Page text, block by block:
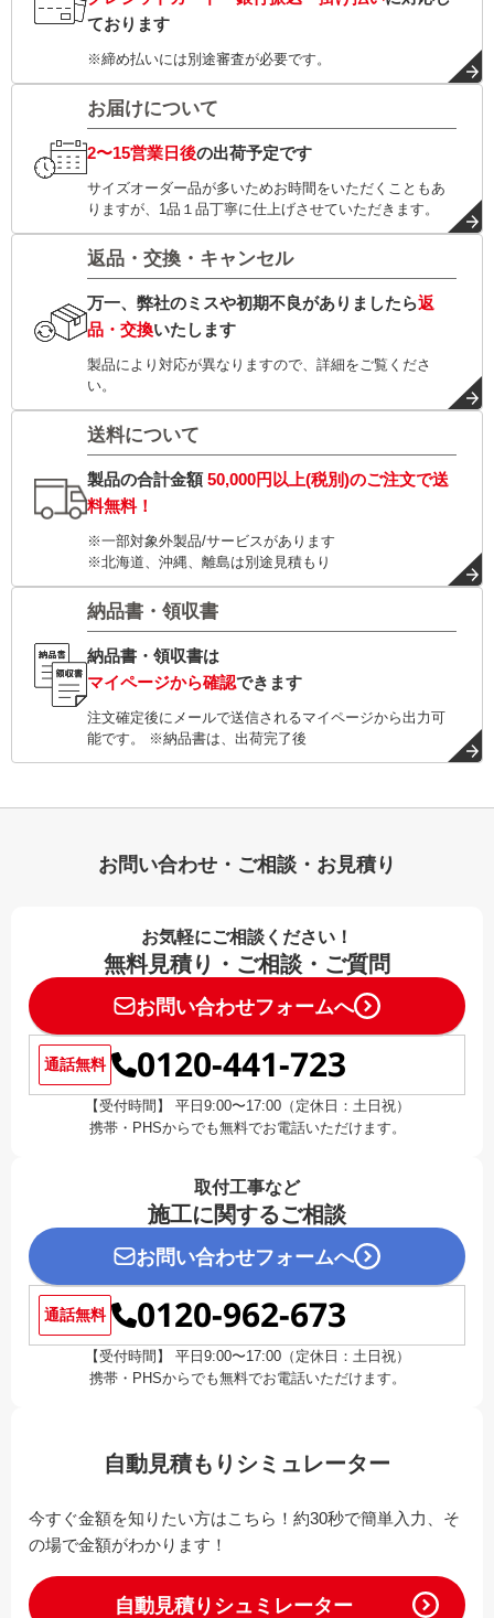
ております
※締め払いには別途審査が必要です。
お届けについて
2〜15営業日後の出荷予定です
サイズオーダー品が多いためお時間をいただくこともあ
りますが、1品１品丁寧に仕上げさせていただきます。
返品・交換・キャンセル
万一、弊社のミスや初期不良がありましたら返
品・交換いたします
製品により対応が異なりますので、詳細をご覧くださ
い。
送料について
製品の合計金額50,000円以上(税別)のご注文で送
料無料！
※一部対象外製品/サービスがあります
※北海道、沖縄、離島は別途見積もり
納品書・領収書
納品書・領収書は
マイページから確認できます
注文確定後にメールで送信されるマイページから出力可
能です。 ※納品書は、出荷完了後
お問い合わせ・ご相談・お見積り
お気軽にご相談ください！
無料見積り・ご相談・ご質問
お問い合わせフォームへ
通話無料 0120-441-723
【受付時間】 平日9:00〜17:00（定休日：土日祝）
携帯・PHSからでも無料でお電話いただけます。
取付工事など
施工に関するご相談
お問い合わせフォームへ
通話無料 0120-962-673
【受付時間】 平日9:00〜17:00（定休日：土日祝）
携帯・PHSからでも無料でお電話いただけます。
自動見積もりシミュレーター
今すぐ金額を知りたい方はこちら！約30秒で簡単入力、そ
の場で金額がわかります！
自動見積りシュミレーター